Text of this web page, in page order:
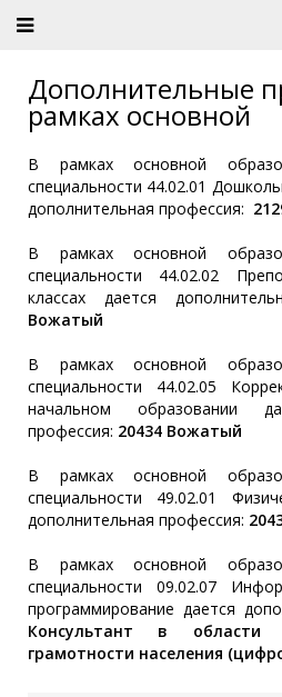
Дополнительные
рамках основной
В рамках основной
специальности 44.02.01
дополнительная профессия:
В рамках основной
специальности 44.02.02
классах дается
Вожатый
В рамках основной
специальности 44.02.05
начальном образовании
профессия: 20434 Вожатый
В рамках основной
специальности 49.02.01
дополнительная профессия:
В рамках основной
специальности 09.02.07
программирование дается
Консультант в области
грамотности населения